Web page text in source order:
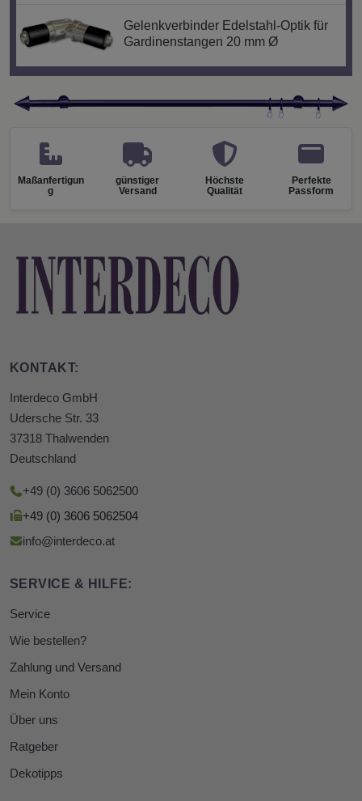
Gelenkverbinder Edelstahl-Optik für
Gardinenstangen 20 mm Ø
Maßanfertigun
g
günstiger
Versand
Höchste
Qualität
Perfekte
Passform
KONTAKT:
Interdeco GmbH
Udersche Str. 33
37318 Thalwenden
Deutschland
+49 (0) 3606 5062500
+49 (0) 3606 5062504
info@interdeco.at
SERVICE & HILFE:
Service
Wie bestellen?
Zahlung und Versand
Mein Konto
Über uns
Ratgeber
Dekotipps